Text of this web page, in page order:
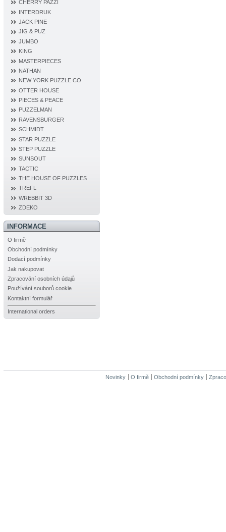
CHERRY PAZZI
INTERDRUK
JACK PINE
JIG & PUZ
JUMBO
KING
MASTERPIECES
NATHAN
NEW YORK PUZZLE CO.
OTTER HOUSE
PIECES & PEACE
PUZZELMAN
RAVENSBURGER
SCHMIDT
STAR PUZZLE
STEP PUZZLE
SUNSOUT
TACTIC
THE HOUSE OF PUZZLES
TREFL
WREBBIT 3D
ZDEKO
INFORMACE
O firmě
Obchodní podmínky
Dodací podmínky
Jak nakupovat
Zpracování osobních údajů
Používání souborů cookie
Kontaktní formulář
International orders
Novinky O firmě Obchodní podmínky